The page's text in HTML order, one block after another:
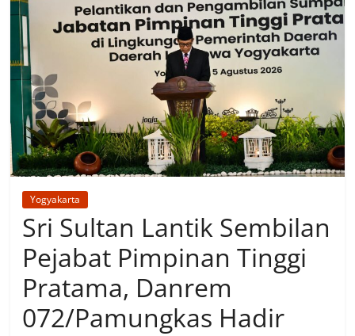
Yogyakarta
Sri Sultan Lantik Sembilan
Pejabat Pimpinan Tinggi
Pratama, Danrem
072/Pamungkas Hadir